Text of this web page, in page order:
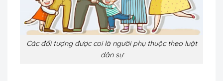
Các đối tượng được coi là người phụ thuộc theo luật
dân sự